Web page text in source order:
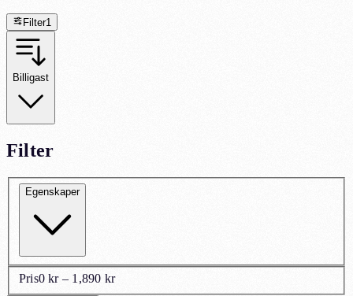
Filter1
Billigast
Filter
Egenskaper
Pris0 kr – 1,890 kr